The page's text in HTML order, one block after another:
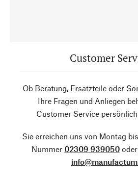
Customer
Ob Beratung, Ersatzteile oder
Ihre Fragen und Anliegen
Customer Service
Sie erreichen uns von Montag
Nummer 02309 939050oder